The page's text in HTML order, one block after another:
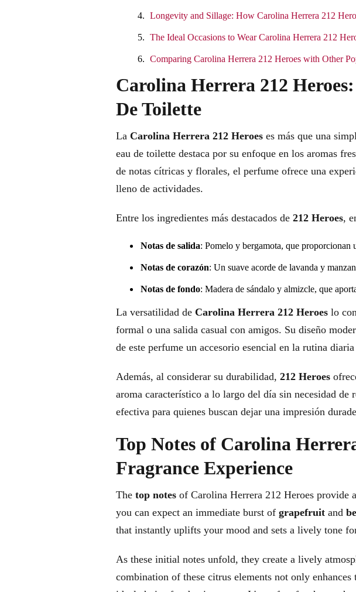
Longevity and Sillage: How Carolina Herrera 212
The Ideal Occasions to Wear Carolina Herrera 212
Comparing Carolina Herrera 212 Heroes with Other
Carolina Herrera 212
De Toilette
La Carolina Herrera 212 Heroes es más que una
eau de toilette destaca por su enfoque en los aromas
de notas cítricas y florales, el perfume ofrece una
lleno de actividades.
Entre los ingredientes más destacados de 212 Heroes,
Notas de salida: Pomelo y bergamota, que proporcionan
Notas de corazón: Un suave acorde de lavanda y
Notas de fondo: Madera de sándalo y almizcle, que
La versatilidad de Carolina Herrera 212 Heroes lo
formal o una salida casual con amigos. Su diseño
de este perfume un accesorio esencial en la rutina
Además, al considerar su durabilidad, 212 Heroes
aroma característico a lo largo del día sin necesidad
efectiva para quienes buscan dejar una impresión
Top Notes of Carolina
Fragrance Experience
The top notes of Carolina Herrera 212 Heroes
you can expect an immediate burst of grapefruit and
that instantly uplifts your mood and sets a lively tone
As these initial notes unfold, they create a lively
combination of these citrus elements not only